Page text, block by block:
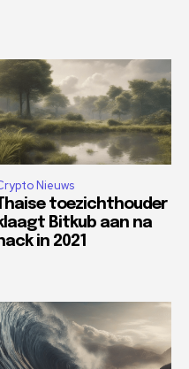
Nieuws
toezichthouder
Bitkub aan na
in 2021